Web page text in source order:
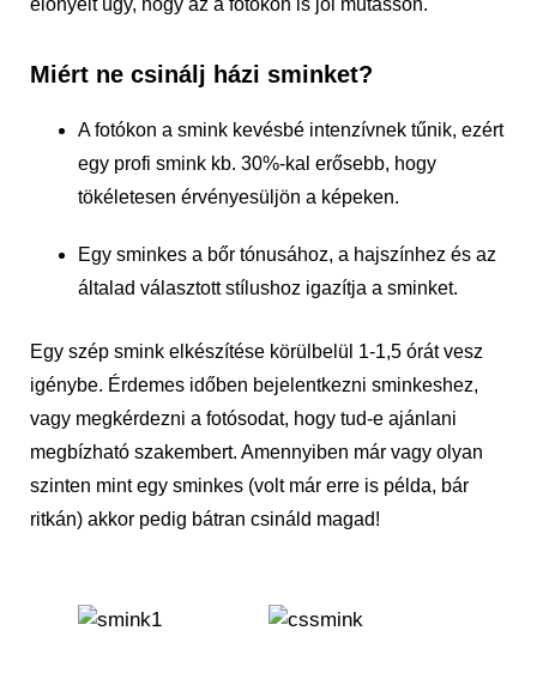
előnyeit úgy, hogy az a fotókon is jól mutasson.
Miért ne csinálj házi sminket?
A fotókon a smink kevésbé intenzívnek tűnik, ezért
egy profi smink kb. 30%-kal erősebb, hogy
tökéletesen érvényesüljön a képeken.
Egy sminkes a bőr tónusához, a hajszínhez és az
általad választott stílushoz igazítja a sminket.
Egy szép smink elkészítése körülbelül 1-1,5 órát vesz
igénybe. Érdemes időben bejelentkezni sminkeshez,
vagy megkérdezni a fotósodat, hogy tud-e ajánlani
megbízható szakembert. Amennyiben már vagy olyan
szinten mint egy sminkes (volt már erre is példa, bár
ritkán) akkor pedig bátran csináld magad!